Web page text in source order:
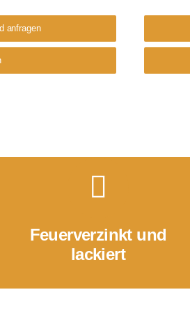
anfragen
Feuerverzinkt und
lackiert